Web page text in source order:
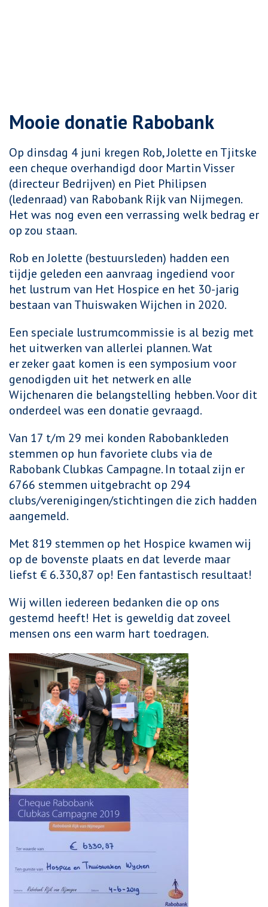
Mooie donatie Rabobank
Op dinsdag 4 juni kregen Rob, Jolette en Tjitske
een cheque overhandigd door MartinVisser
(directeur Bedrijven) en Piet Philipsen
(ledenraad) van Rabobank Rijk van Nijmegen.
Het was nog even een verrassing welk bedrag er
op zou staan.
Rob en Jolette (bestuursleden) hadden een
tijdje geleden een aanvraag ingediend voor
het lustrum van Het Hospice en het 30-jarig
bestaan van Thuiswaken Wijchen in 2020.
Een speciale lustrumcommissie is al bezig met
het uitwerken van allerlei plannen. Wat
er zeker gaat komen is een symposium voor
genodigden uit het netwerk en alle
Wijchenaren die belangstelling hebben. Voor dit
onderdeel was een donatie gevraagd.
Van 17 t/m 29 mei konden Rabobankleden
stemmen op hun favoriete clubs via de
Rabobank Clubkas Campagne. In totaal zijn er
6766 stemmen uitgebracht op 294
clubs/verenigingen/stichtingen die zich hadden
aangemeld.
Met 819 stemmen op het Hospice kwamen wij
op de bovenste plaats en dat leverde maar
liefst € 6.330,87 op! Een fantastisch resultaat!
Wij willen iedereen bedanken die op ons
gestemd heeft! Het is geweldig dat zoveel
mensen ons een warm hart toedragen.